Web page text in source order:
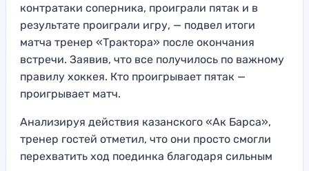
контратаки соперника, проиграли пятак и в
результате проиграли игру, — подвел итоги
матча тренер «Трактора» после окончания
встречи. Заявив, что все получилось по важному
правилу хоккея. Кто проигрывает пятак —
проигрывает матч.
Анализируя действия казанского «Ак Барса»,
тренер гостей отметил, что они просто смогли
перехватить ход поединка благодаря сильным